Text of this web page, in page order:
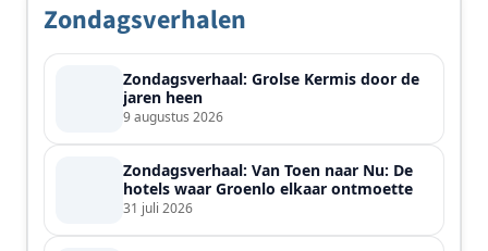
Zondagsverhalen
Zondagsverhaal: Grolse Kermis door de
jaren heen
9 augustus 2026
Zondagsverhaal: Van Toen naar Nu: De
hotels waar Groenlo elkaar ontmoette
31 juli 2026